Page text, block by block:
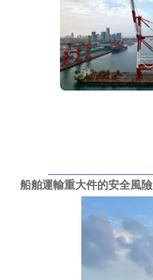
舶運輸重大件的安全風險